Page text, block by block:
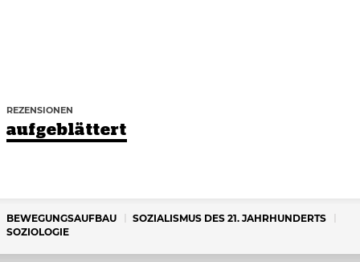
REZENSIONEN
aufgeblättert
BEWEGUNGSAUFBAU
SOZIALISMUS DES 21. JAHRHUNDERTS
SOZIOLOGIE